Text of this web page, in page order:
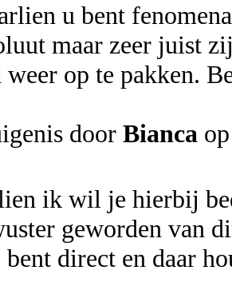
u bent
maar zeer juist
weer op te pakken.
door Bianca
ik wil je hierbij
geworden van
bent direct en daar